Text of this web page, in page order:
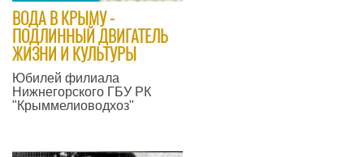
​ВОДА В КРЫМУ -
ПОДЛИННЫЙ ДВИГАТЕЛЬ
ЖИЗНИ И КУЛЬТУРЫ
Юбилей филиала
Нижнегорского ГБУ РК
"Крыммелиоводхоз"